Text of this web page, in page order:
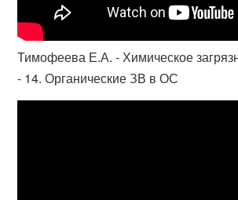
Тимофеева Е.А. - Химическое
- 14. Органические ЗВ в ОС